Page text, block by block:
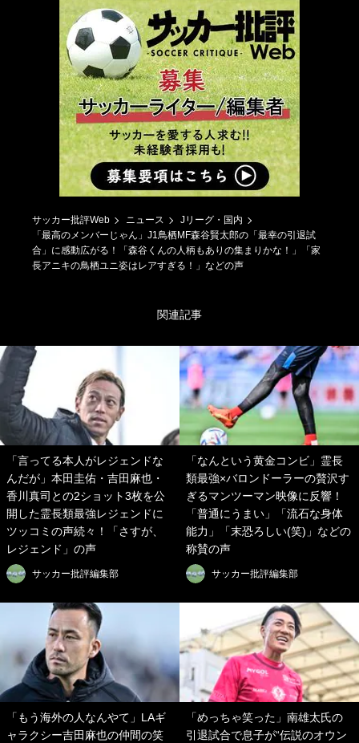
サッカー批評Web ニュース
Jリーグ・国内
「最高のメンバーじゃん」J1鳥栖MF森谷賢太郎の「最幸の引退試
合」に感動広がる！「森谷くんの人柄もありの集まりかな！」「家
長アニキの鳥栖ユニ姿はレアすぎる！」などの声
関連記事
「言ってる本人がレジェンドな
んだが」本田圭佑・吉田麻也・
香川真司との2ショット3枚を公
開した霊長類最強レジェンドに
ツッコミの声続々！「さすが、
レジェンド」の声
サッカー批評編集部
「なんという黄金コンビ」霊長
類最強×バロンドーラーの贅沢す
ぎるマンツーマン映像に反響！
「普通にうまい」「流石な身体
能力」「末恐ろしい(笑)」などの
称賛の声
サッカー批評編集部
「もう海外の人なんやて」LAギ
ャラクシー吉田麻也の仲間の笑
「めっちゃ笑った」南雄太氏の
引退試合で息子が“伝説のオウン